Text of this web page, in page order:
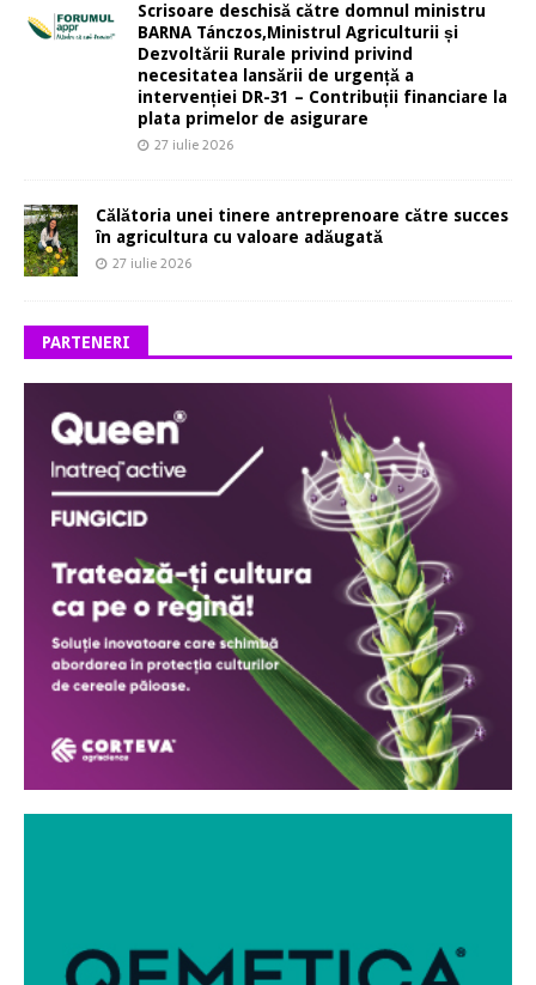
Scrisoare deschisă către domnul ministru
BARNA Tánczos,Ministrul Agriculturii și
Dezvoltării Rurale privind privind
necesitatea lansării de urgență a
intervenției DR-31 – Contribuții financiare la
plata primelor de asigurare
27 iulie 2026
Călătoria unei tinere antreprenoare către succes
în agricultura cu valoare adăugată
27 iulie 2026
PARTENERI